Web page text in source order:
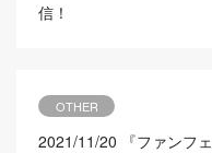
信！
OTHER
2021/11/20
『ファンフ